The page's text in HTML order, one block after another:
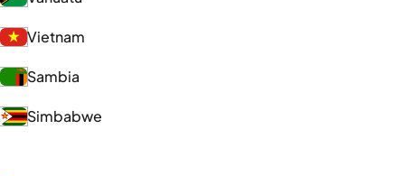
Vietnam
Sambia
Simbabwe